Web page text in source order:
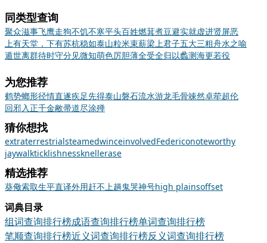
同类型查询
聚众滋事飞鹰走狗不饥不寒平头百姓燃萁煮豆避实就虚进贤屏恶
上有天堂，下有苏杭稳如泰山粒米束薪梁上君子五大三粗舟水之喻
遁世离群待时守分见微知萌色厉胆薄全受全归以蠡测海更若役
为您推荐
鹤势螂形径情直遂疾足先得泰山磐石流水游龙毛骨竦然卓荦超伦
回邪入正千金敝帚道尽涂殚
猜你想找
extraterrestrialsteamedwinceinvolvedFedericonoteworthy
jaywalkticklishnessknellerase
精选推荐
葵儆索取生平直译外用赶不上趟鬼哭神号high plainsoffset
词典目录
组词查询排行榜成语查询排行榜单词查询排行榜
笔顺查询排行榜近义词查询排行榜反义词查询排行榜